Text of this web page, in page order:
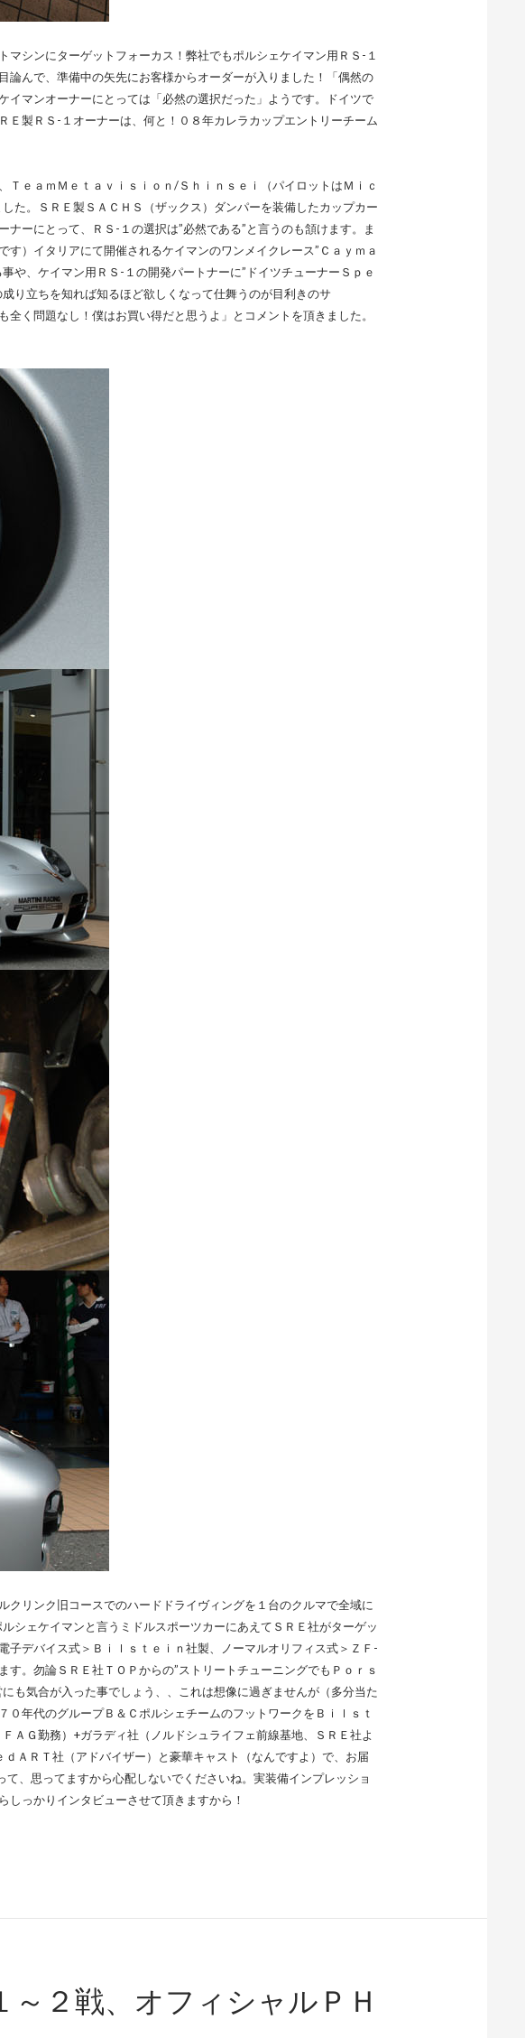
シンにターゲットフォーカス！弊社でもポルシェケイマン用ＲＳ-１
論んで、準備中の矢先にお客様からオーダーが入りました！「偶然の
イマンオーナーにとっては「必然の選択だった」ようです。ドイツで
製ＲＳ-１オーナーは、何と！０８年カレラカップエントリーチーム
ｅａｍＭｅｔａｖｉｓｉｏｎ/Ｓｈｉｎｓｅｉ（パイロットはＭｉｃ
た。ＳＲＥ製ＳＡＣＨＳ（ザックス）ダンパーを装備したカップカー
ナーにとって、ＲＳ-１の選択は”必然である”と言うのも頷けます。ま
）イタリアにて開催されるケイマンのワンメイクレース”Ｃａｙｍａ
や、ケイマン用ＲＳ-１の開発パートナーに”ドイツチューナーＳｐｅ
り立ちを知れば知るほど欲しくなって仕舞うのが目利きのサ
く問題なし！僕はお買い得だと思うよ」とコメントを頂きました。
リンク旧コースでのハードドライヴィングを１台のクルマで全域に
シェケイマンと言うミドルスポーツカーにあえてＳＲＥ社がターゲッ
子デバイス式＞Ｂｉｌｓｔｅｉｎ社製、ノーマルオリフィス式＞ＺＦ-
。勿論ＳＲＥ社ＴＯＰからの”ストリートチューニングでもＰｏｒｓ
も気合が入った事でしょう、、これは想像に過ぎませんが（多分当た
年代のグループＢ＆ＣポルシェチームのフットワークをＢｉｌｓｔ
ＡＧ勤務）+ガラディ社（ノルドシュライフェ前線基地、ＳＲＥ社よ
ＡＲＴ社（アドバイザー）と豪華キャスト（なんですよ）で、お届
、思ってますから心配しないでくださいね。実装備インプレッショ
っかりインタビューさせて頂きますから！
２戦、オフィシャルＰＨ